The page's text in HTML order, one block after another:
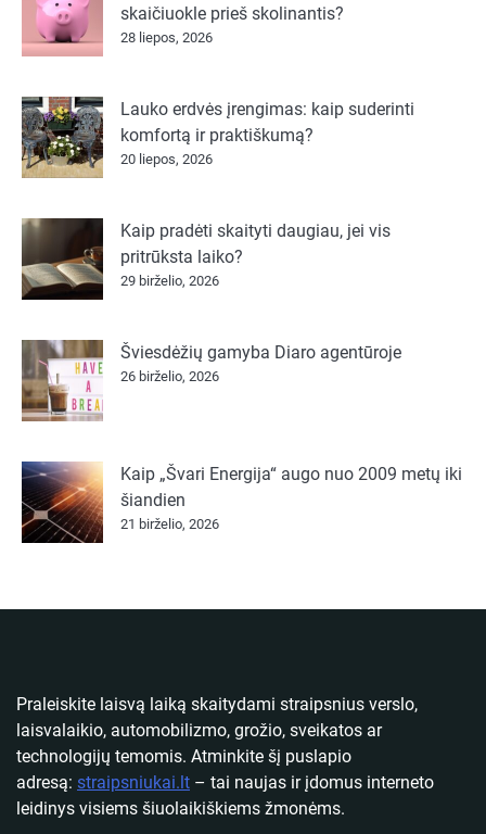
skaičiuokle prieš skolinantis?
28 liepos, 2026
Lauko erdvės įrengimas: kaip suderinti
komfortą ir praktiškumą?
20 liepos, 2026
Kaip pradėti skaityti daugiau, jei vis
pritrūksta laiko?
29 birželio, 2026
Šviesdėžių gamyba Diaro agentūroje
26 birželio, 2026
Kaip „Švari Energija“ augo nuo 2009 metų iki
šiandien
21 birželio, 2026
Praleiskite laisvą laiką skaitydami straipsnius verslo,
laisvalaikio, automobilizmo, grožio, sveikatos ar
technologijų temomis. Atminkite šį puslapio
adresą: straipsniukai.lt – tai naujas ir įdomus interneto
leidinys visiems šiuolaikiškiems žmonėms.